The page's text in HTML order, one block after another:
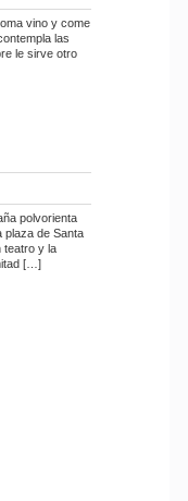
vino y come
las
le sirve otro
polvorienta
plaza de Santa
teatro y la
[…]